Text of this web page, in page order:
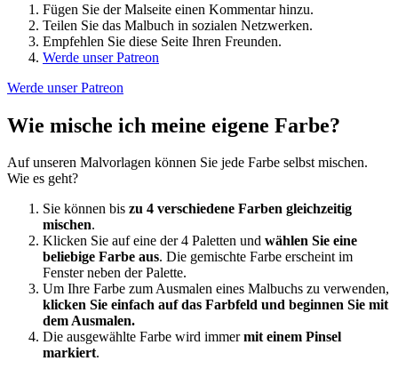
Fügen Sie der Malseite einen Kommentar hinzu.
Teilen Sie das Malbuch in sozialen Netzwerken.
Empfehlen Sie diese Seite Ihren Freunden.
Werde unser Patreon
Werde unser Patreon
Wie mische ich meine eigene Farbe?
Auf unseren Malvorlagen können Sie jede Farbe selbst mischen.
Wie es geht?
Sie können bis zu 4 verschiedene Farben gleichzeitig
mischen.
Klicken Sie auf eine der 4 Paletten und wählen Sie eine
beliebige Farbe aus. Die gemischte Farbe erscheint im
Fenster neben der Palette.
Um Ihre Farbe zum Ausmalen eines Malbuchs zu verwenden,
klicken Sie einfach auf das Farbfeld und beginnen Sie mit
dem Ausmalen.
Die ausgewählte Farbe wird immermit einem Pinsel
markiert.